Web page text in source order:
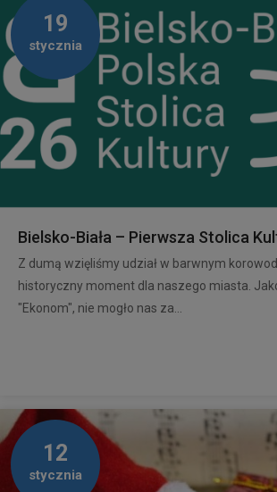
19
stycznia
Bielsko-Biała – Pierwsza Stolica
Z dumą wzięliśmy udział w barwnym
historyczny moment dla naszego miasta.
"Ekonom", nie mogło nas za...
12
stycznia